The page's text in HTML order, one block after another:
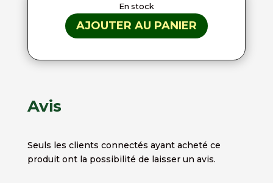
En stock
AJOUTER AU PANIER
Avis
Seuls les clients connectés ayant acheté ce
produit ont la possibilité de laisser un avis.